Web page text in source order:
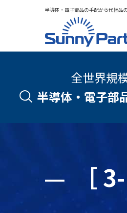
半導体・電子部品の手配から代替品
全世界規
半導体・電子部
［